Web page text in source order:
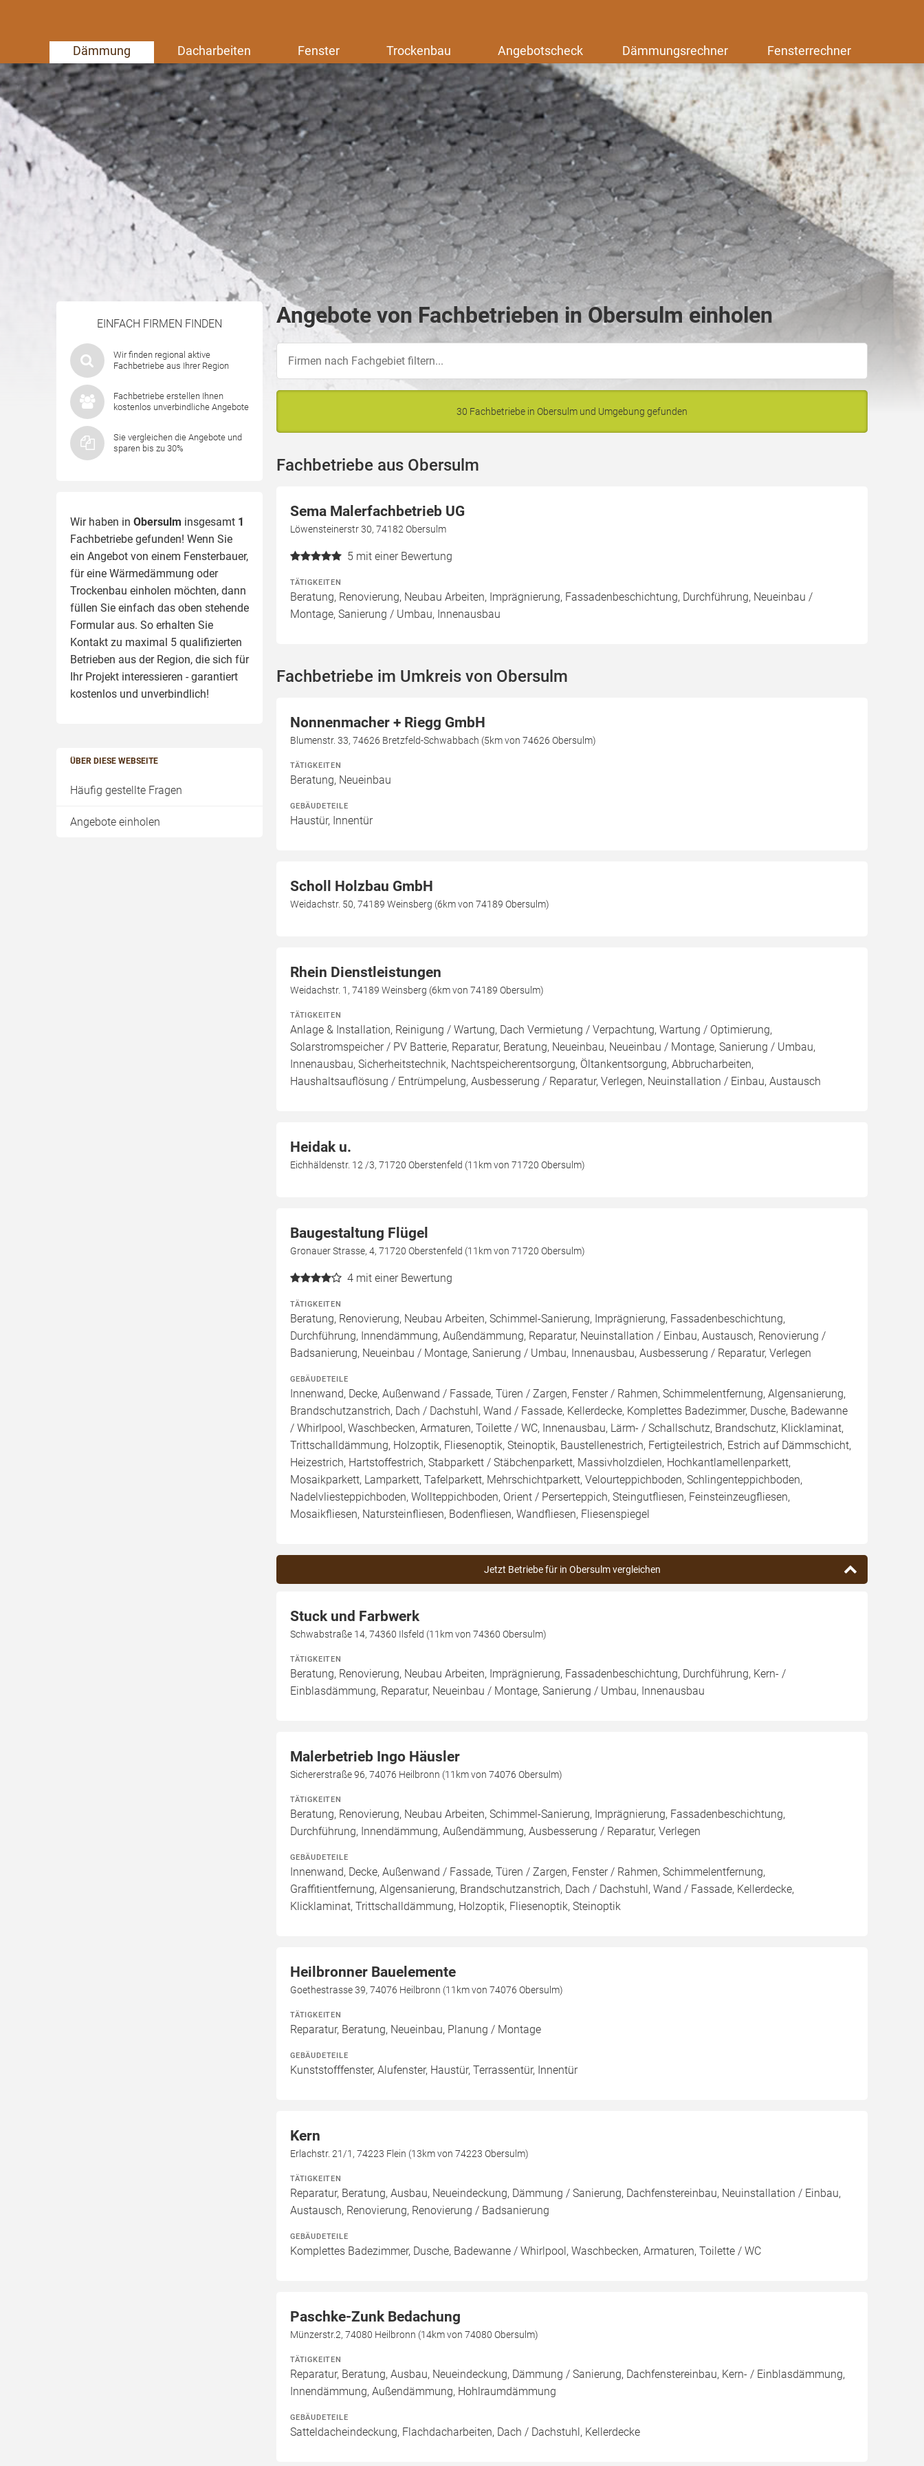
Dämmung Dacharbeiten Fenster Trockenbau Angebotscheck Dämmungsrechner Fensterrechner
EINFACH FIRMEN FINDEN
Wir finden regional aktive
Fachbetriebe aus Ihrer Region
Fachbetriebe erstellen Ihnen
kostenlos unverbindliche Angebote
Sie vergleichen die Angebote und
sparen bis zu 30%
Wir haben in Obersulm insgesamt 1
Fachbetriebe gefunden! Wenn Sie
ein Angebot von einem Fensterbauer,
für eine Wärmedämmung oder
Trockenbau einholen möchten, dann
füllen Sie einfach das oben stehende
Formular aus. So erhalten Sie
Kontakt zu maximal 5 qualifizierten
Betrieben aus der Region, die sich für
Ihr Projekt interessieren - garantiert
kostenlos und unverbindlich!
ÜBER DIESE WEBSEITE
Häufig gestellte Fragen
Angebote einholen
Angebote von Fachbetrieben in Obersulm einholen
30 Fachbetriebe in Obersulm und Umgebung gefunden
Fachbetriebe aus Obersulm
Sema Malerfachbetrieb UG
Löwensteinerstr 30, 74182 Obersulm
5 mit einer Bewertung
TÄTIGKEITEN
Beratung, Renovierung, Neubau Arbeiten, Imprägnierung, Fassadenbeschichtung, Durchführung, Neueinbau /
Montage, Sanierung / Umbau, Innenausbau
Fachbetriebe im Umkreis von Obersulm
Nonnenmacher + Riegg GmbH
Blumenstr. 33, 74626 Bretzfeld-Schwabbach (5km von 74626 Obersulm)
TÄTIGKEITEN
Beratung, Neueinbau
GEBÄUDETEILE
Haustür, Innentür
Scholl Holzbau GmbH
Weidachstr. 50, 74189 Weinsberg (6km von 74189 Obersulm)
Rhein Dienstleistungen
Weidachstr. 1, 74189 Weinsberg (6km von 74189 Obersulm)
TÄTIGKEITEN
Anlage & Installation, Reinigung / Wartung, Dach Vermietung / Verpachtung, Wartung / Optimierung,
Solarstromspeicher / PV Batterie, Reparatur, Beratung, Neueinbau, Neueinbau / Montage, Sanierung / Umbau,
Innenausbau, Sicherheitstechnik, Nachtspeicherentsorgung, Öltankentsorgung, Abbrucharbeiten,
Haushaltsauflösung / Entrümpelung, Ausbesserung / Reparatur, Verlegen, Neuinstallation / Einbau, Austausch
Heidak u.
Eichhäldenstr. 12 /3, 71720 Oberstenfeld (11km von 71720 Obersulm)
Baugestaltung Flügel
Gronauer Strasse, 4, 71720 Oberstenfeld (11km von 71720 Obersulm)
4 mit einer Bewertung
TÄTIGKEITEN
Beratung, Renovierung, Neubau Arbeiten, Schimmel-Sanierung, Imprägnierung, Fassadenbeschichtung,
Durchführung, Innendämmung, Außendämmung, Reparatur, Neuinstallation / Einbau, Austausch, Renovierung /
Badsanierung, Neueinbau / Montage, Sanierung / Umbau, Innenausbau, Ausbesserung / Reparatur, Verlegen
GEBÄUDETEILE
Innenwand, Decke, Außenwand / Fassade, Türen / Zargen, Fenster / Rahmen, Schimmelentfernung, Algensanierung,
Brandschutzanstrich, Dach / Dachstuhl, Wand / Fassade, Kellerdecke, Komplettes Badezimmer, Dusche, Badewanne
/ Whirlpool, Waschbecken, Armaturen, Toilette / WC, Innenausbau, Lärm- / Schallschutz, Brandschutz, Klicklaminat,
Trittschalldämmung, Holzoptik, Fliesenoptik, Steinoptik, Baustellenestrich, Fertigteilestrich, Estrich auf Dämmschicht,
Heizestrich, Hartstoffestrich, Stabparkett / Stäbchenparkett, Massivholzdielen, Hochkantlamellenparkett,
Mosaikparkett, Lamparkett, Tafelparkett, Mehrschichtparkett, Velourteppichboden, Schlingenteppichboden,
Nadelvliesteppichboden, Wollteppichboden, Orient / Perserteppich, Steingutfliesen, Feinsteinzeugfliesen,
Mosaikfliesen, Natursteinfliesen, Bodenfliesen, Wandfliesen, Fliesenspiegel
Jetzt Betriebe für in Obersulm vergleichen
Stuck und Farbwerk
Schwabstraße 14, 74360 Ilsfeld (11km von 74360 Obersulm)
TÄTIGKEITEN
Beratung, Renovierung, Neubau Arbeiten, Imprägnierung, Fassadenbeschichtung, Durchführung, Kern- /
Einblasdämmung, Reparatur, Neueinbau / Montage, Sanierung / Umbau, Innenausbau
Malerbetrieb Ingo Häusler
Sichererstraße 96, 74076 Heilbronn (11km von 74076 Obersulm)
TÄTIGKEITEN
Beratung, Renovierung, Neubau Arbeiten, Schimmel-Sanierung, Imprägnierung, Fassadenbeschichtung,
Durchführung, Innendämmung, Außendämmung, Ausbesserung / Reparatur, Verlegen
GEBÄUDETEILE
Innenwand, Decke, Außenwand / Fassade, Türen / Zargen, Fenster / Rahmen, Schimmelentfernung,
Graffitientfernung, Algensanierung, Brandschutzanstrich, Dach / Dachstuhl, Wand / Fassade, Kellerdecke,
Klicklaminat, Trittschalldämmung, Holzoptik, Fliesenoptik, Steinoptik
Heilbronner Bauelemente
Goethestrasse 39, 74076 Heilbronn (11km von 74076 Obersulm)
TÄTIGKEITEN
Reparatur, Beratung, Neueinbau, Planung / Montage
GEBÄUDETEILE
Kunststofffenster, Alufenster, Haustür, Terrassentür, Innentür
Kern
Erlachstr. 21/1, 74223 Flein (13km von 74223 Obersulm)
TÄTIGKEITEN
Reparatur, Beratung, Ausbau, Neueindeckung, Dämmung / Sanierung, Dachfenstereinbau, Neuinstallation / Einbau,
Austausch, Renovierung, Renovierung / Badsanierung
GEBÄUDETEILE
Komplettes Badezimmer, Dusche, Badewanne / Whirlpool, Waschbecken, Armaturen, Toilette / WC
Paschke-Zunk Bedachung
Münzerstr.2, 74080 Heilbronn (14km von 74080 Obersulm)
TÄTIGKEITEN
Reparatur, Beratung, Ausbau, Neueindeckung, Dämmung / Sanierung, Dachfenstereinbau, Kern- / Einblasdämmung,
Innendämmung, Außendämmung, Hohlraumdämmung
GEBÄUDETEILE
Satteldacheindeckung, Flachdacharbeiten, Dach / Dachstuhl, Kellerdecke